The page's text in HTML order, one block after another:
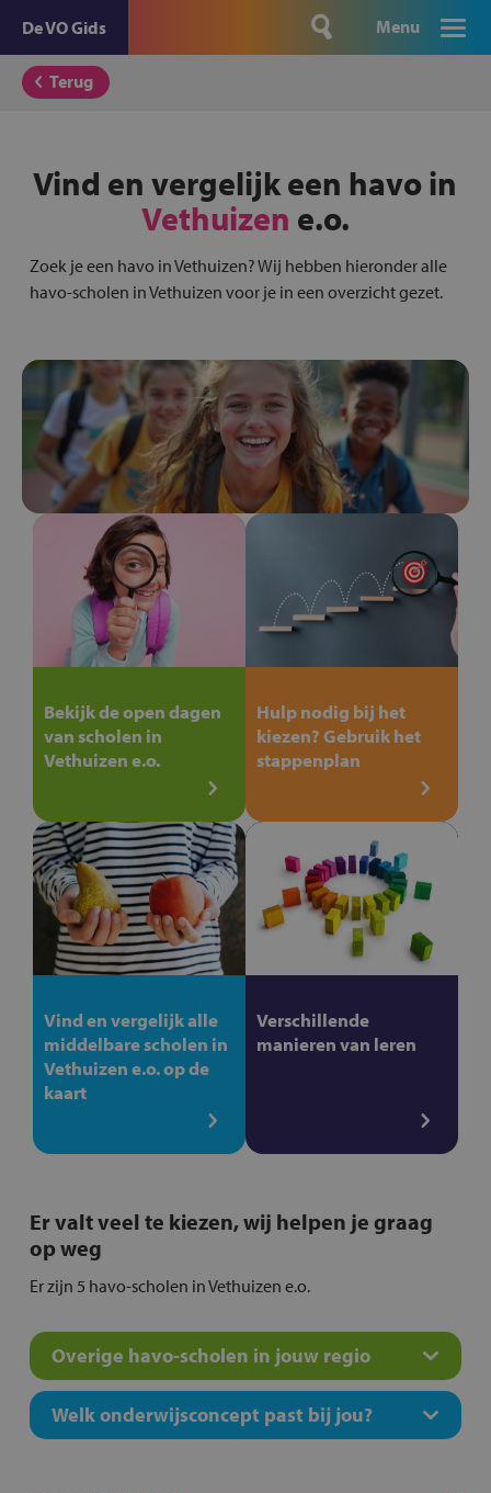
De VO Gids Menu
Terug
Vind en vergelijk een havo in
Vethuizen e.o.
Zoek je een havo in Vethuizen? Wij hebben hieronder alle
havo-scholen in Vethuizen voor je in een overzicht gezet.
Bekijk de open dagen
van scholen in
Vethuizen e.o.
Hulp nodig bij het
kiezen? Gebruik het
stappenplan
Vind en vergelijk alle
middelbare scholen in
Vethuizen e.o. op de
kaart
Verschillende
manieren van leren
Er valt veel te kiezen, wij helpen je graag
op weg
Er zijn 5 havo-scholen in Vethuizen e.o.
Overige havo-scholen in jouw regio
Welk onderwijsconcept past bij jou?